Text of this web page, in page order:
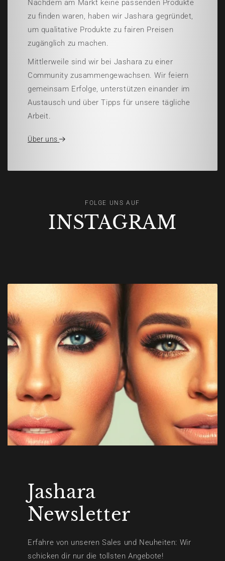
Nachdem am Markt keine passenden Produkte
zu finden waren, haben wir Jashara gegründet,
um qualitative Produkte zu fairen Preisen
zugänglich zu machen.
Mittlerweile sind wir bei Jashara zu einer
Community zusammengewachsen. Wir feiern
gemeinsam Erfolge, unterstützen einander im
Austausch und über Tipps für unsere tägliche
Arbeit.
Über uns
FOLGE UNS AUF
INSTAGRAM
Jashara
Newsletter
Erfahre von unseren Sales und Neuheiten: Wir
schicken dir nur die tollsten Angebote!